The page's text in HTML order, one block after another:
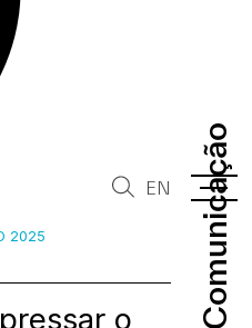
Comunicação
Comunicação
EN
2025
o